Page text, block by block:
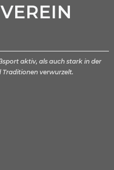
aktiv, als auch stark in der
Traditionen verwurzelt.